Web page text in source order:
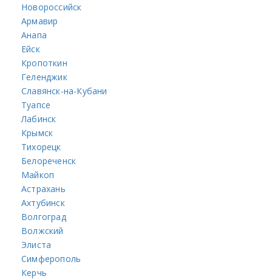
Новороссийск
Армавир
Анапа
Ейск
Кропоткин
Геленджик
Славянск-на-Кубани
Туапсе
Лабинск
Крымск
Тихорецк
Белореченск
Майкоп
Астрахань
Ахтубинск
Волгоград
Волжский
Элиста
Симферополь
Керчь